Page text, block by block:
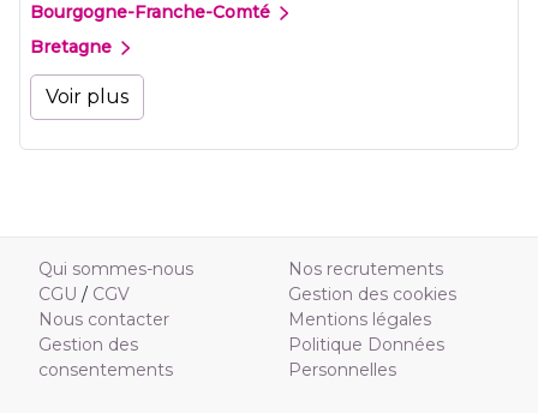
Bourgogne-Franche-Comté
Bretagne
Voir plus
Qui sommes-nous
CGU / CGV
Nous contacter
Gestion des
consentements
Nos recrutements
Gestion des cookies
Mentions légales
Politique Données
Personnelles